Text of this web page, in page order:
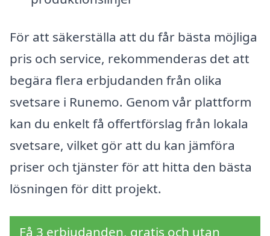
För att säkerställa att du får bästa möjliga
pris och service, rekommenderas det att
begära flera erbjudanden från olika
svetsare i Runemo. Genom vår plattform
kan du enkelt få offertförslag från lokala
svetsare, vilket gör att du kan jämföra
priser och tjänster för att hitta den bästa
lösningen för ditt projekt.
Få 3 erbjudanden, gratis och utan